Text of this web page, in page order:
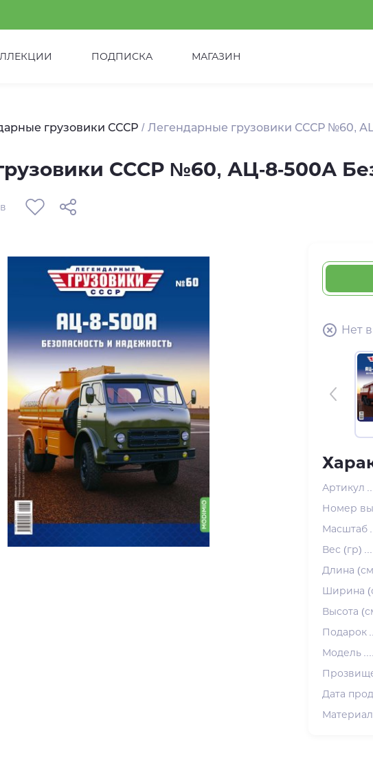
ПОДПИСКА МАГАЗИН
грузовики СССР Легендарные грузовики СССР №60,
СССР №60, АЦ-8-500А
Нет
Артикул
Номер
Масштаб
Вес (гр)
Длина
Ширина
Высота
Подарок
Модель
Дата
Материал